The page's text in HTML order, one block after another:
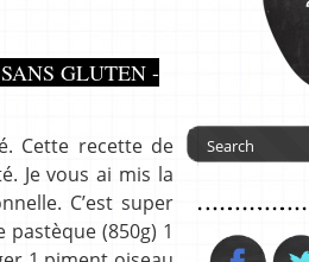
SANS GLUTEN -
Cette recette de
Je vous ai mis la
C’est super
(850g) 1